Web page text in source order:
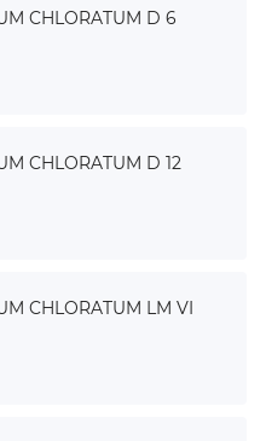
CHLORATUM D 6
CHLORATUM D 12
CHLORATUM LM VI